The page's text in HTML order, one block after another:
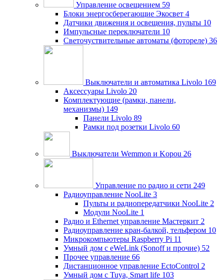
Управление освещением 59
Блоки энергосберегающие Экосвет 4
Датчики движения и освещения, пульты 10
Импульсные переключатели 10
Светочуствительные автоматы (фотореле) 36
Выключатели и автоматика Livolo 169
Аксессуары Livolo 20
Комплектующие (рамки, панели,
механизмы) 149
Панели Livolo 89
Рамки под розетки Livolo 60
Выключатели Wemmon и Kopou 26
Управление по радио и сети 249
Радиоуправление NooLite 3
Пульты и радиопередатчики NooLite 2
Модули NooLite 1
Радио и Ethernet управление Мастеркит 2
Радиоуправление кран-балкой, тельфером 10
Микрокомпьютеры Raspberry Pi 11
Умный дом c eWeLink (Sonoff и прочие) 52
Прочее управление 66
Дистанционное управление EctoControl 2
Умный дом с Tuya, Smart life 103